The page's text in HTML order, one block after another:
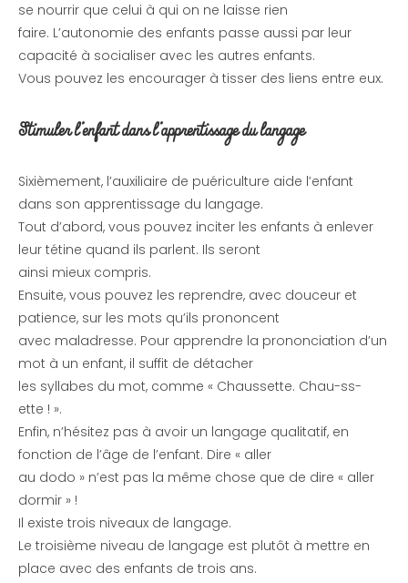
se nourrir que celui à qui on ne laisse rien
faire. L’autonomie des enfants passe aussi par leur
capacité à socialiser avec les autres enfants.
Vous pouvez les encourager à tisser des liens entre eux.
Stimuler l’enfant dans l’apprentissage du langage
Sixièmement, l’auxiliaire de puériculture aide l’enfant
dans son apprentissage du langage.
Tout d’abord, vous pouvez inciter les enfants à enlever
leur tétine quand ils parlent. Ils seront
ainsi mieux compris.
Ensuite, vous pouvez les reprendre, avec douceur et
patience, sur les mots qu’ils prononcent
avec maladresse. Pour apprendre la prononciation d’un
mot à un enfant, il suffit de détacher
les syllabes du mot, comme « Chaussette. Chau-ss-
ette ! ».
Enfin, n’hésitez pas à avoir un langage qualitatif, en
fonction de l’âge de l’enfant. Dire « aller
au dodo » n’est pas la même chose que de dire « aller
dormir » !
Il existe trois niveaux de langage.
Le troisième niveau de langage est plutôt à mettre en
place avec des enfants de trois ans.